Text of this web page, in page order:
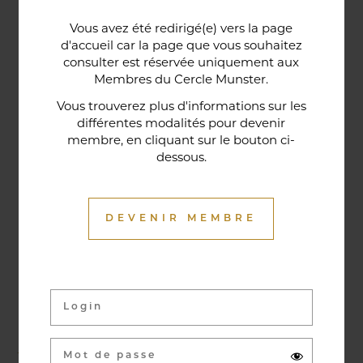
Vous avez été redirigé(e) vers la page
d'accueil car la page que vous souhaitez
consulter est réservée uniquement aux
Membres du Cercle Munster.
Vous trouverez plus d'informations sur les
différentes modalités pour devenir
membre, en cliquant sur le bouton ci-
dessous.
DEVENIR MEMBRE
historique de la maison, relie le bar au restaurant ;
cette trace du passé rappelle la tradition du bien-
être en ces lieux et de l'accueil chaleureux qui
contribuent à la réputation de l'établissement. Ce
restaurant gastronomique a été entièrement
relooké en janvier 2020. Notre chef vous propose
vous surprendre.
Activités & évènements